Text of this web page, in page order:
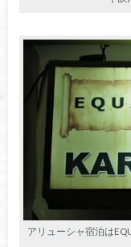
アリューシャ宿泊は